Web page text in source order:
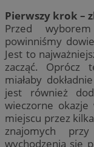
Pierwszy krok –
Przed
powinniśmy
Jest to
zacząć. Oprócz
miałaby
jest również
wieczorne
miejscu przez
znajomych
wychodzenia się